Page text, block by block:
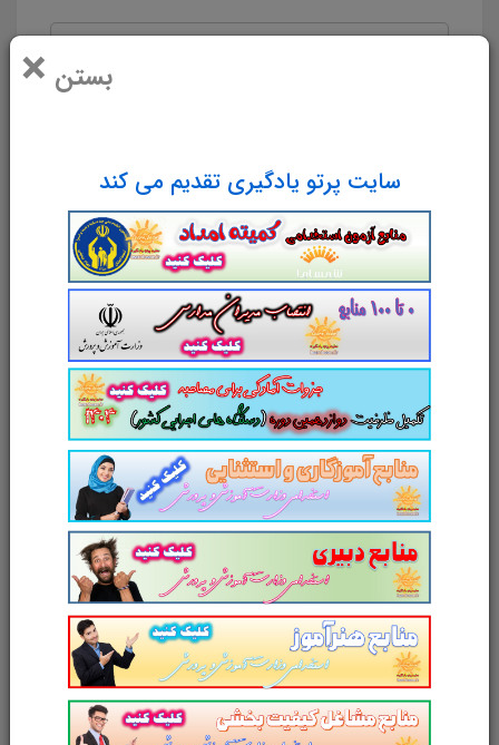
بستن ×
سایت پرتو یادگیری تقدیم می کند
نام و نام خانوادگی
پست الکترونیک
آدرس وب‌سایت
امتیاز شما به محصول
ارسال دیدگاه انصراف